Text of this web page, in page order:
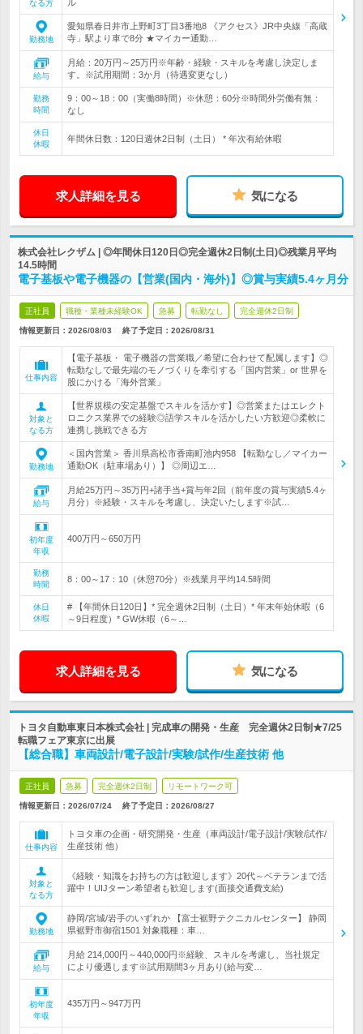
なる方
ル
勤務地
愛知県春日井市上野町3丁目3番地8 《アクセス》JR中央線「高蔵
寺」駅より車で8分 ★マイカー通勤…
給与
月給：20万円～25万円※年齢・経験・スキルを考慮し決定しま
す。※試用期間：3か月（待遇変更なし）
勤務
時間
9：00～18：00（実働8時間）※休憩：60分※時間外労働有無：
なし
休日
休暇
年間休日数：120日週休2日制（土日） * 年次有給休暇
求人詳細を見る 気になる
株式会社レクザム | ◎年間休日120日◎完全週休2日制(土日)◎残業月平均
14.5時間
電子基板や電子機器の【営業(国内・海外)】◎賞与実績5.4ヶ月分
正社員 職種・業種未経験OK 急募 転勤なし 完全週休2日制
情報更新日：2026/08/03 終了予定日： 2026/08/31
仕事内容
【電子基板・ 電子機器の営業職／希望に合わせて配属します】◎
転勤なしで最先端のモノづくりを牽引する「国内営業」or 世界を
股にかける「海外営業」
対象と
なる方
【世界規模の安定基盤でスキルを活かす】◎営業またはエレクト
ロニクス業界での経験◎語学スキルを活かしたい方歓迎◎柔軟に
連携し挑戦できる方
勤務地
＜国内営業＞ 香川県高松市香南町池内958 【転勤なし／マイカー
通勤OK（駐車場あり）】 ◎周辺エ…
給与
月給25万円～35万円+諸手当+賞与年2回（前年度の賞与実績5.4ヶ
月分）※経験・スキルを考慮し、決定いたします※試…
初年度
年収
400万円～650万円
勤務
時間
8：00～17：10（休憩70分）※残業月平均14.5時間
休日
休暇
# 【年間休日120日】* 完全週休2日制（土日）* 年末年始休暇（6
～9日程度）* GW休暇（6～…
求人詳細を見る 気になる
トヨタ自動車東日本株式会社 | 完成車の開発・生産 完全週休2日制★7/25
転職フェア東京に出展
【総合職】車両設計/電子設計/実験/試作/生産技術 他
正社員 急募 完全週休2日制 リモートワーク可
情報更新日：2026/07/24 終了予定日： 2026/08/27
仕事内容
トヨタ車の企画・研究開発・生産（車両設計/電子設計/実験/試作/
生産技術 他）
対象と
なる方
《経験・知識をお持ちの方は歓迎します》20代～ベテランまで活
躍中！UIJターン希望者も歓迎します(面接交通費支給)
勤務地
静岡/宮城/岩手のいずれか 【富士裾野テクニカルセンター】 静岡
県裾野市御宿1501 対象職種：車…
給与
月給 214,000円～440,000円※経験、スキルを考慮し、当社規定
により優遇します※試用期間3ヶ月あり(給与変…
初年度
年収
435万円～947万円